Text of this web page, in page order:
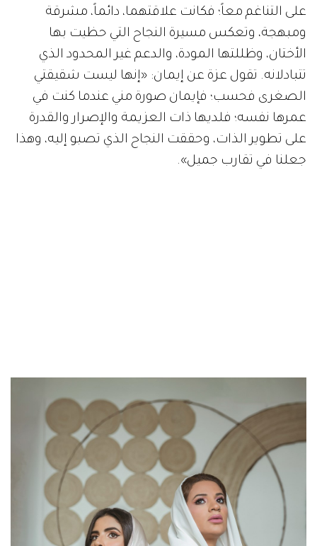
على التناغم معاً؛ فكانت علاقتهما، دائماً، مشرقة
ومبهجة، وتعكس مسيرة النجاح التي حظيت بها
الأختان، وظللتها المودة، والدعم غير المحدود الذي
تتبادلانه. تقول عزة عن إيمان: «إنها ليست شقيقتي
الصغرى فحسب؛ فإيمان صورة مني عندما كنت في
عمرها نفسه؛ فلديها ذات العزيمة والإصرار والقدرة
على تطوير الذات، وحققت النجاح الذي تصبو إليه، وهذا
جعلنا في تقارب جميل».